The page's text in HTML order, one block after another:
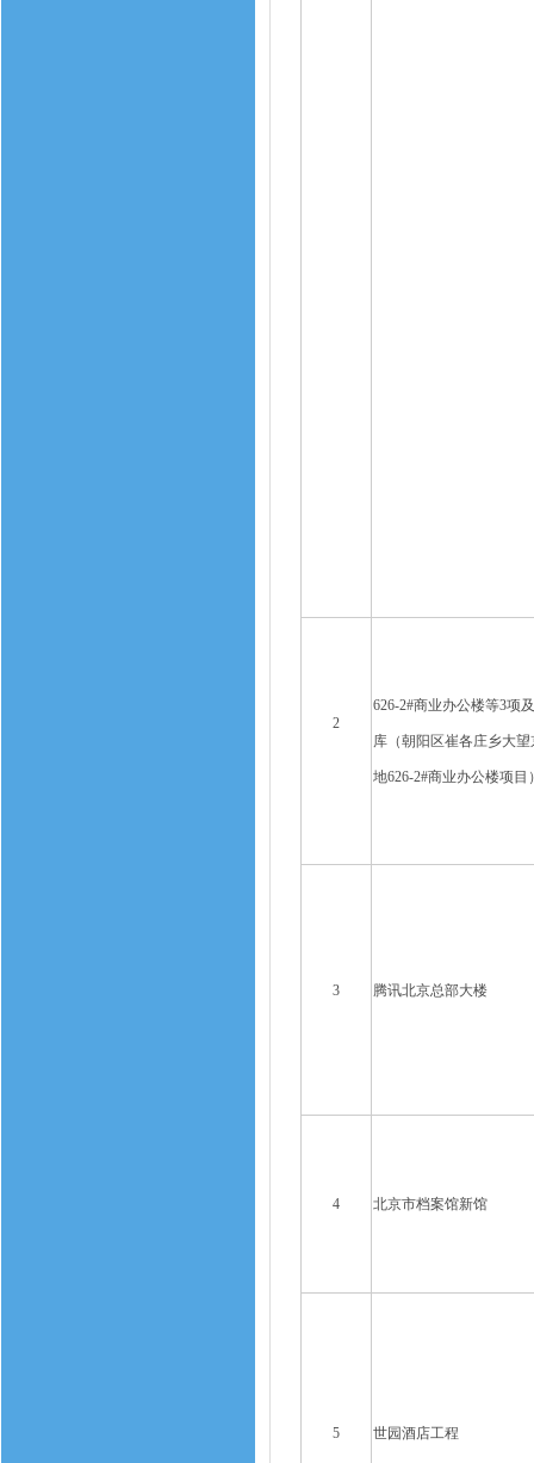
2
626-2#商业办公楼等3项
库（朝阳区崔各庄乡大望
地626-2#商业办公楼项目
3 腾讯北京总部大楼
4 北京市档案馆新馆
5 世园酒店工程